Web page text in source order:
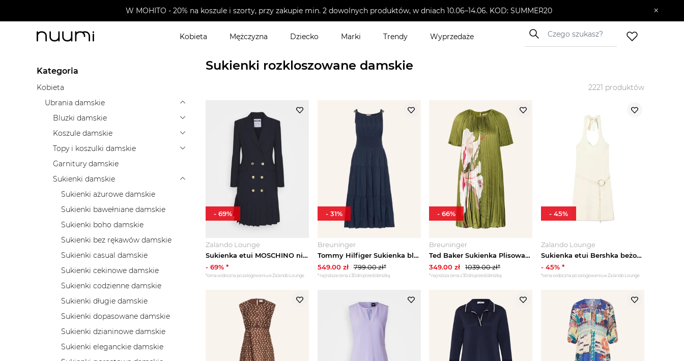
W MOHITO - 20% na koszule i szorty, przy zakupie min. 2 dowolnych produktów, w dniach 10.06–14.06. KOD: SUMMER20 ×
Kobieta Mężczyzna Dziecko Marki Trendy
Wyprzedaże
Kategoria
Kobieta
Ubrania damskie
Bluzki damskie
Koszule damskie
Topy i koszulki damskie
Garnitury damskie
Sukienki damskie
Sukienki ażurowe damskie
Sukienki bawełniane damskie
Sukienki boho damskie
Sukienki bez rękawów damskie
Sukienki casual damskie
Sukienki cekinowe damskie
Sukienki codzienne damskie
Sukienki długie damskie
Sukienki dopasowane damskie
Sukienki dzianinowe damskie
Sukienki eleganckie damskie
Sukienki rozkloszowane damskie
2221 produktów
Zalando Lounge
Sukienka etui MOSCHINO niebieski
- 69% *
*cena widoczna po zalogowaniu w Zalando Lounge
- 69%
Breuninger
Tommy Hilfiger Sukienka blau GRANATOWY
549.00zł 799.00zł*
*najniższa cena z 30 dni przed obniżką
- 31%
Breuninger
Ted Baker Sukienka Plisowana Ciliras Z Satyny gruen ZIELONY
349.00 zł 1039.00zł*
*najniższa cena z 30 dni przed obniżką
- 66%
Zalando Lounge
Sukienka etui Bershka beżowy
- 45% *
*cena widoczna po zalogowaniu w Zalando Lounge
- 45%